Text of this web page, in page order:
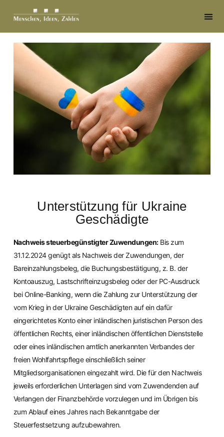
Unterstützung für Ukraine
Geschädigte
Nachweis steuerbegünstigter Zuwendungen:Bis zum
31.12.2024 genügt als Nachweis der Zuwendungen, der
Bareinzahlungsbeleg, die Buchungsbestätigung, z. B. der
Kontoauszug, Lastschrifteinzugsbeleg oder der PC-Ausdruck
bei Online-Banking, wenn die Zahlung zur Unterstützung der
vom Krieg in der Ukraine Geschädigten auf ein dafür
eingerichtetes Konto einer inländischen juristischen Person des
öffentlichen Rechts, einer inländischen öffentlichen Dienststelle
oder eines inländischen amtlich anerkannten Verbandes der
freien Wohlfahrtspflege einschließlich seiner
Mitgliedsorganisationen eingezahlt wird. Die für den Nachweis
jeweils erforderlichen Unterlagen sind vom Zuwendenden auf
Verlangen der Finanzbehörde vorzulegen und im Übrigen bis
zum Ablauf eines Jahres nach Bekanntgabe der
Steuerfestsetzung aufzubewahren.